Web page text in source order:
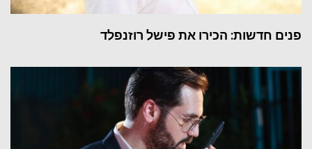
פנים חדשות: הכירו את פישל רוזנפלד